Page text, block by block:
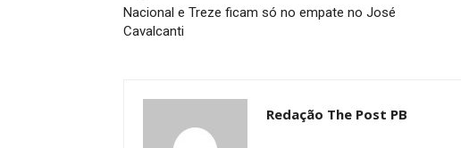
Nacional e Treze ficam só no empate no José
Cavalcanti
Redação The Post PB